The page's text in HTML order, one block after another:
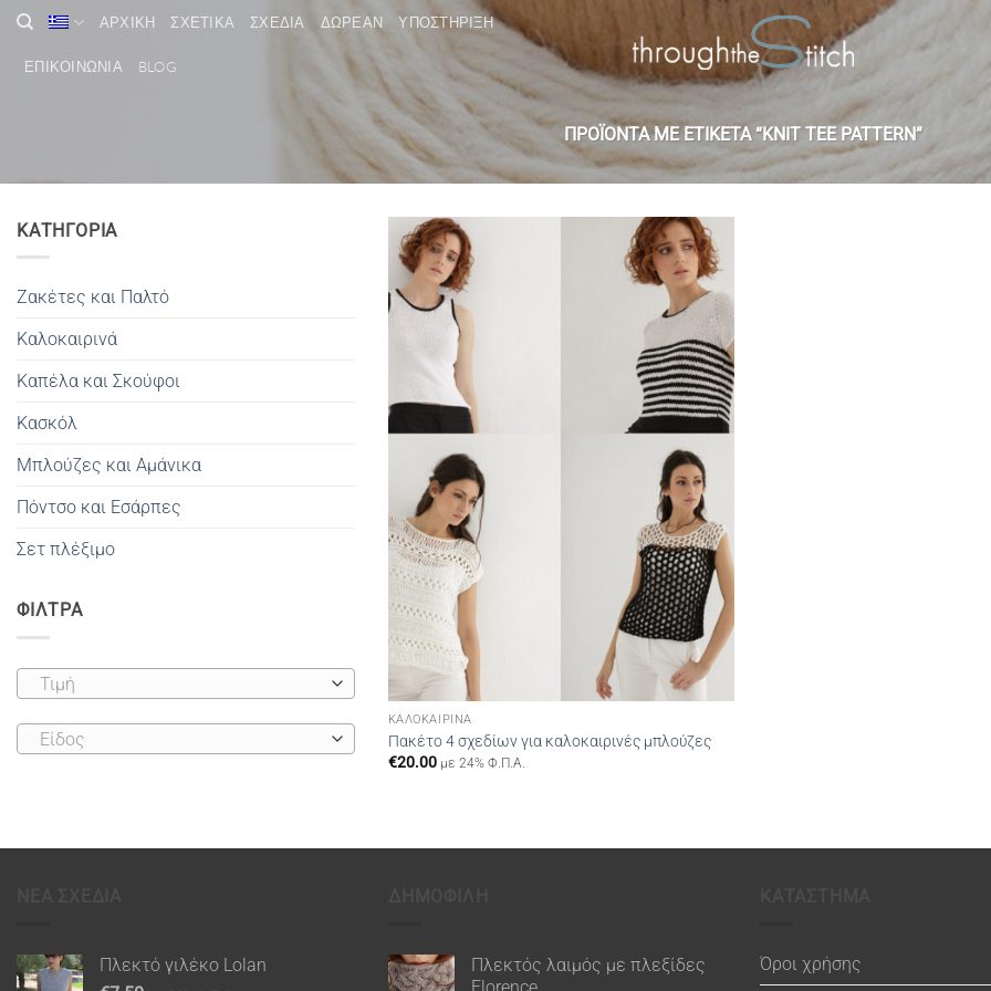
Μετάβαση
περιεχόμενο
ΑΡΧΙΚΗ ΣΧΕΤΙΚΑ ΣΧΕΔΙΑ ΔΩΡΕΑΝ ΥΠΟΣΤΗΡΙΞΗ
ΕΠΙΚΟΙΝΩΝΙΑ BLOG
ΠΡΟΪΌΝΤΑ ΜΕ ΕΤΙΚΈΤΑ “KNIT TEE PATTERN”
ΚΑΤΗΓΟΡΙΑ
Ζακέτες και Παλτό
Καλοκαιρινά
Καπέλα και Σκούφοι
Κασκόλ
Μπλούζες και Αμάνικα
Πόντσο και Εσάρπες
Σετ πλέξιμο
ΦΙΛΤΡΑ
Τιμή
Είδος
Add to
wishlist
ΚΑΛΟΚΑΙΡΙΝΆ
Πακέτο 4 σχεδίων για καλοκαιρινές μπλούζες
€20.00 με 24% Φ.Π.Α.
Πλεκτό γιλέκο Lolan
Πλεκτός λαιμός με πλεξίδες
Florence
Όροι χρήσης